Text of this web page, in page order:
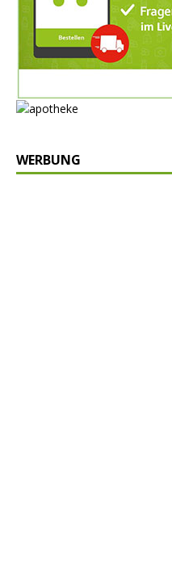
WERBUNG